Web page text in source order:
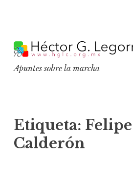
k
p
c
o
n
Apuntes sobre la marcha
Etiqueta: Felipe
Calderón